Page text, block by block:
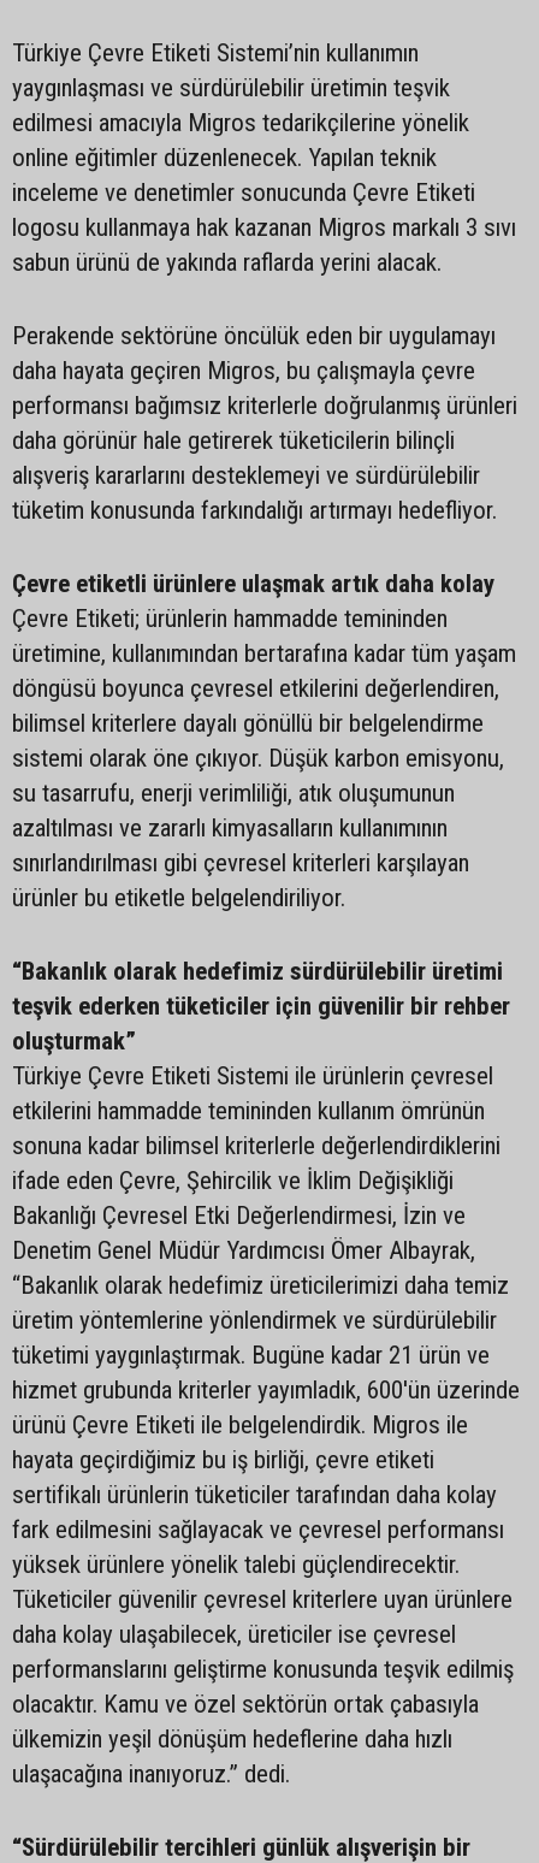
Türkiye Çevre Etiketi Sistemi’nin kullanımın
yaygınlaşması ve sürdürülebilir üretimin teşvik
edilmesi amacıyla Migros tedarikçilerine yönelik
online eğitimler düzenlenecek. Yapılan teknik
inceleme ve denetimler sonucunda Çevre Etiketi
logosu kullanmaya hak kazanan Migros markalı 3 sıvı
sabun ürünü de yakında raflarda yerini alacak.
Perakende sektörüne öncülük eden bir uygulamayı
daha hayata geçiren Migros, bu çalışmayla çevre
performansı bağımsız kriterlerle doğrulanmış ürünleri
daha görünür hale getirerek tüketicilerin bilinçli
alışveriş kararlarını desteklemeyi ve sürdürülebilir
tüketim konusunda farkındalığı artırmayı hedefliyor.
Çevre etiketli ürünlere ulaşmak artık daha kolay
Çevre Etiketi; ürünlerin hammadde temininden
üretimine, kullanımından bertarafına kadar tüm yaşam
döngüsü boyunca çevresel etkilerini değerlendiren,
bilimsel kriterlere dayalı gönüllü bir belgelendirme
sistemi olarak öne çıkıyor. Düşük karbon emisyonu,
su tasarrufu, enerji verimliliği, atık oluşumunun
azaltılması ve zararlı kimyasalların kullanımının
sınırlandırılması gibi çevresel kriterleri karşılayan
ürünler bu etiketle belgelendiriliyor.
“Bakanlık olarak hedefimiz sürdürülebilir üretimi
teşvik ederken tüketiciler için güvenilir bir rehber
oluşturmak”
Türkiye Çevre Etiketi Sistemi ile ürünlerin çevresel
etkilerini hammadde temininden kullanım ömrünün
sonuna kadar bilimsel kriterlerle değerlendirdiklerini
ifade eden Çevre, Şehircilik ve İklim Değişikliği
Bakanlığı Çevresel Etki Değerlendirmesi, İzin ve
Denetim Genel Müdür Yardımcısı Ömer Albayrak,
“Bakanlık olarak hedefimiz üreticilerimizi daha temiz
üretim yöntemlerine yönlendirmek ve sürdürülebilir
tüketimi yaygınlaştırmak. Bugüne kadar 21 ürün ve
hizmet grubunda kriterler yayımladık, 600'ün üzerinde
ürünü Çevre Etiketi ile belgelendirdik. Migros ile
hayata geçirdiğimiz bu iş birliği, çevre etiketi
sertifikalı ürünlerin tüketiciler tarafından daha kolay
fark edilmesini sağlayacak ve çevresel performansı
yüksek ürünlere yönelik talebi güçlendirecektir.
Tüketiciler güvenilir çevresel kriterlere uyan ürünlere
daha kolay ulaşabilecek, üreticiler ise çevresel
performanslarını geliştirme konusunda teşvik edilmiş
olacaktır. Kamu ve özel sektörün ortak çabasıyla
ülkemizin yeşil dönüşüm hedeflerine daha hızlı
ulaşacağına inanıyoruz.” dedi.
“Sürdürülebilir tercihleri günlük alışverişin bir